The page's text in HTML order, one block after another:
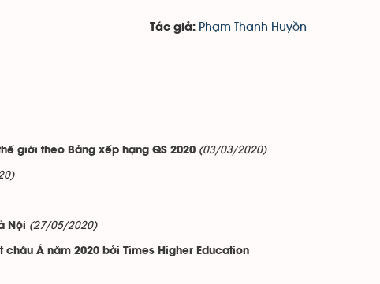
Tác giả: Phạm Thanh Huyền
giới theo Bảng xếp hạng QS 2020 (03/03/2020)
Nội (27/05/2020)
Á năm 2020 bởi Times Higher Education